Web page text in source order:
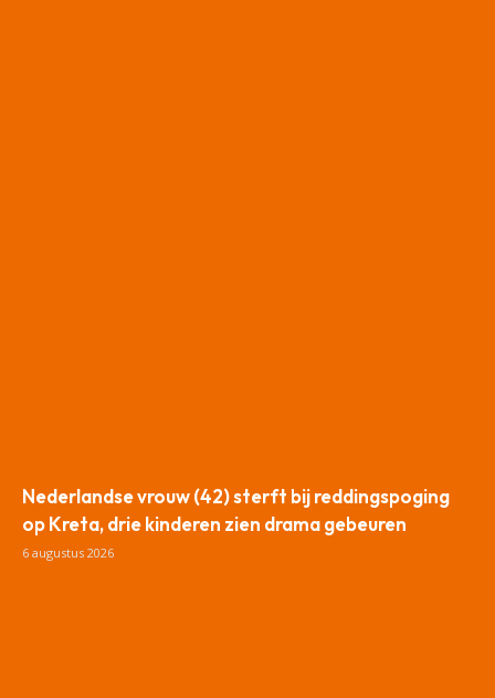
Nederlandse vrouw (42) sterft bij reddingspoging
op Kreta, drie kinderen zien drama gebeuren
6 augustus 2026